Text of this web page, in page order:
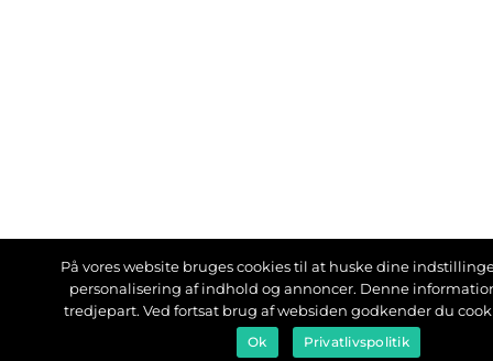
På vores website bruges cookies til at huske dine
personalisering af indhold og annoncer. Denne
tredjepart. Ved fortsat brug af websiden godkender du
Ok Privatlivspolitik